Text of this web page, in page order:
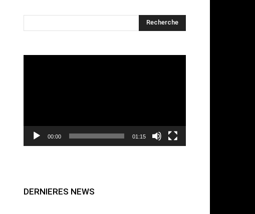
00:00 01:15
DERNIERES NEWS